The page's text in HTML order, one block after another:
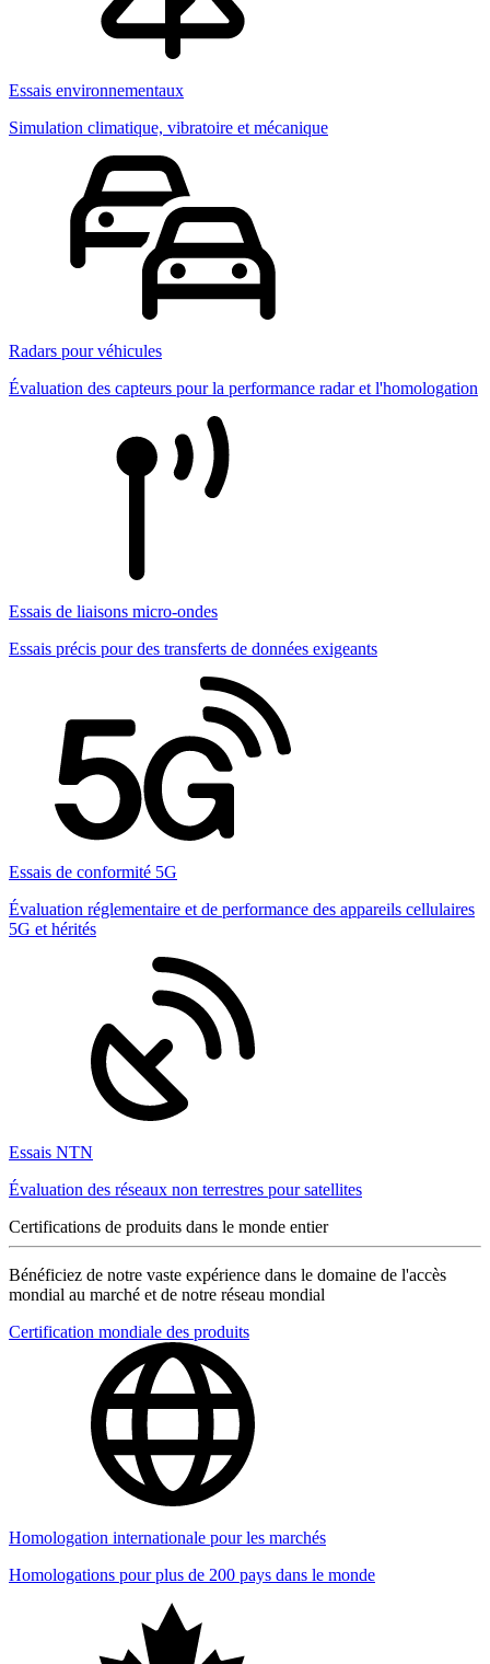
Essais environnementaux
Simulation climatique, vibratoire et mécanique
Radars pour véhicules
Évaluation des capteurs pour la performance radar et l'homologation
Essais de liaisons micro-ondes
Essais précis pour des transferts de données exigeants
Essais de conformité 5G
Évaluation réglementaire et de performance des appareils cellulaires
5G et hérités
Essais NTN
Évaluation des réseaux non terrestres pour satellites
Certifications de produits dans le monde entier
Bénéficiez de notre vaste expérience dans le domaine de l'accès
mondial au marché et de notre réseau mondial
Certification mondiale des produits
Homologation internationale pour les marchés
Homologations pour plus de 200 pays dans le monde